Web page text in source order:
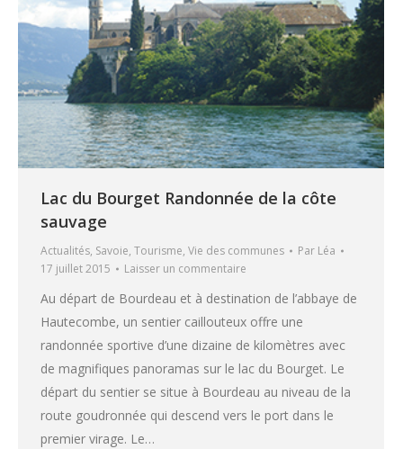
Lac du Bourget Randonnée de la côte
sauvage
Actualités, Savoie, Tourisme, Vie des communes Par Léa
17 juillet 2015
Laisser un commentaire
Au départ de Bourdeau et à destination de l’abbaye de
Hautecombe, un sentier caillouteux offre une
randonnée sportive d’une dizaine de kilomètres avec
de magnifiques panoramas sur le lac du Bourget. Le
départ du sentier se situe à Bourdeau au niveau de la
route goudronnée qui descend vers le port dans le
premier virage. Le…